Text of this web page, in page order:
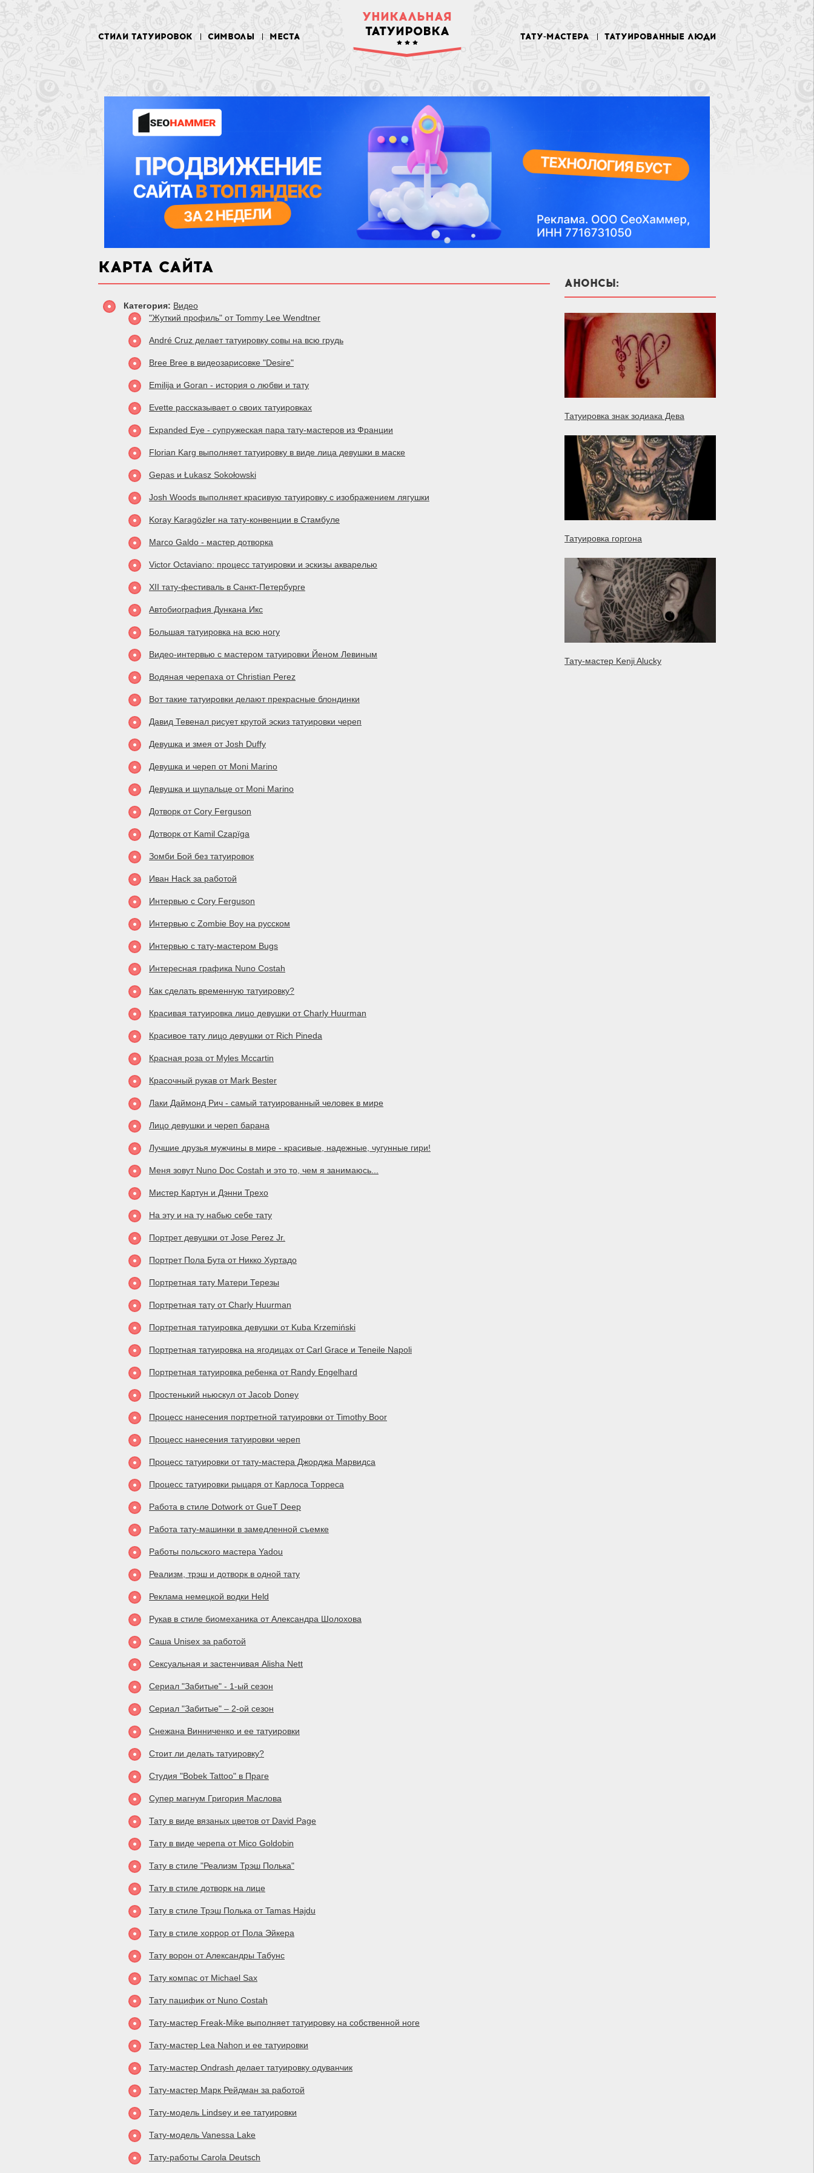
УНИКАЛЬНАЯ
ТАТУИРОВКА
СТИЛИ ТАТУИРОВОК СИМВОЛЫ МЕСТА ТАТУИРОВАННЫЕ ЛЮДИ
ТАТУ-МАСТЕРА
КАРТА САЙТА
Категория: Видео
"Жуткий профиль" от Tommy Lee Wendtner
André Cruz делает татуировку совы на всю грудь
Bree Bree в видеозарисовке "Desire"
Emilija и Goran - история о любви и тату
Evette рассказывает о своих татуировках
Expanded Eye - супружеская пара тату-мастеров из Франции
Florian Karg выполняет татуировку в виде лица девушки в маске
Gepas и Łukasz Sokołowski
Josh Woods выполняет красивую татуировку с изображением лягушки
Koray Karagözler на тату-конвенции в Стамбуле
Marco Galdo - мастер дотворка
Victor Octaviano: процесс татуировки и эскизы акварелью
XII тату-фестиваль в Санкт-Петербурге
Автобиография Дункана Икс
Большая татуировка на всю ногу
Видео-интервью с мастером татуировки Йеном Левиным
Водяная черепаха от Christian Perez
Вот такие татуировки делают прекрасные блондинки
Давид Тевенал рисует крутой эскиз татуировки череп
Девушка и змея от Josh Duffy
Девушка и череп от Moni Marino
Девушка и щупальце от Moni Marino
Дотворк от Cory Ferguson
Дотворк от Kamil Czapïga
Зомби Бой без татуировок
Иван Hack за работой
Интервью с Cory Ferguson
Интервью с Zombie Boy на русском
Интервью с тату-мастером Bugs
Интересная графика Nuno Costah
Как сделать временную татуировку?
Красивая татуировка лицо девушки от Charly Huurman
Красивое тату лицо девушки от Rich Pineda
Красная роза от Myles Mccartin
Красочный рукав от Mark Bester
Лаки Даймонд Рич - самый татуированный человек в мире
Лицо девушки и череп барана
Лучшие друзья мужчины в мире - красивые, надежные, чугунные гири!
Меня зовут Nuno Doc Costah и это то, чем я занимаюсь...
Мистер Картун и Дэнни Трехо
На эту и на ту набью себе тату
Портрет девушки от Jose Perez Jr.
Портрет Пола Бута от Никко Хуртадо
Портретная тату Матери Терезы
Портретная тату от Charly Huurman
Портретная татуировка девушки от Kuba Krzemiński
Портретная татуировка на ягодицах от Carl Grace и Teneile Napoli
Портретная татуировка ребенка от Randy Engelhard
Простенький ньюскул от Jacob Doney
Процесс нанесения портретной татуировки от Timothy Boor
Процесс нанесения татуировки череп
Процесс татуировки от тату-мастера Джорджа Марвидса
Процесс татуировки рыцаря от Карлоса Торреса
Работа в стиле Dotwork от GueT Deep
Работа тату-машинки в замедленной съемке
Работы польского мастера Yadou
Реализм, трэш и дотворк в одной тату
Реклама немецкой водки Held
Рукав в стиле биомеханика от Александра Шолохова
Саша Unisex за работой
Сексуальная и застенчивая Alisha Nett
Сериал "Забитые" - 1-ый сезон
Сериал "Забитые" – 2-ой сезон
Снежана Винниченко и ее татуировки
Стоит ли делать татуировку?
Студия "Bobek Tattoo" в Праге
Супер магнум Григория Маслова
Тату в виде вязаных цветов от David Page
Тату в виде черепа от Mico Goldobin
Тату в стиле "Реализм Трэш Полька"
Тату в стиле дотворк на лице
Тату в стиле Трэш Полька от Tamas Hajdu
Тату в стиле хоррор от Пола Эйкера
Тату ворон от Александры Табунс
Тату компас от Michael Sax
Тату пацифик от Nuno Costah
Тату-мастер Freak-Mike выполняет татуировку на собственной ноге
Тату-мастер Lea Nahon и ее татуировки
Тату-мастер Ondrash делает татуировку одуванчик
Тату-мастер Марк Рейдман за работой
Тату-модель Lindsey и ее татуировки
Тату-модель Vanessa Lake
Тату-работы Carola Deutsch
АНОНСЫ:
Татуировка знак зодиака Дева
Татуировка горгона
Тату-мастер Kenji Alucky